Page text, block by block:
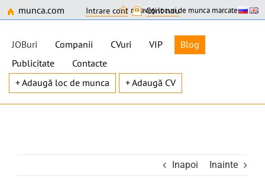
munca.com Intrare cont Cont nou
nu aveți locuri de munca marcate
JOBuri Companii CVuri VIP
Blog
Publicitate
Contacte
+ Adaugă loc de munca
+ Adaugă CV
content
Inapoi Inainte